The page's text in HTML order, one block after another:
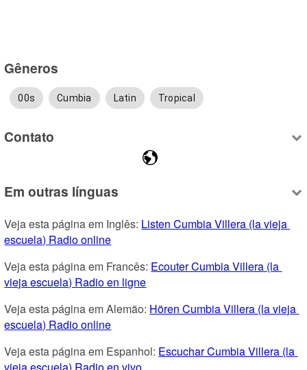
Gêneros
00s Cumbia Latin Tropical
Contato
Em outras línguas
Veja esta página em Inglês: Listen Cumbia Villera (la vieja
escuela) Radio online
Veja esta página em Francês: Ecouter Cumbia Villera (la
vieja escuela) Radio en ligne
Veja esta página em Alemão: Hören Cumbia Villera (la vieja
escuela) Radio online
Veja esta página em Espanhol: Escuchar Cumbia Villera (la
vieja escuela) Radio en vivo